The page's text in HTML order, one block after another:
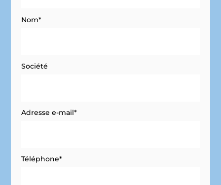
Nom*
Société
Adresse e-mail*
Téléphone*